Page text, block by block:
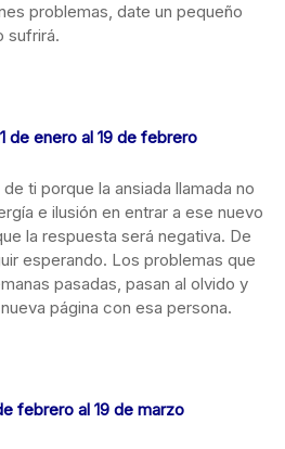
problemas, date un pequeño
sufrirá.
de enero al 19 de febrero
ti porque la ansiada llamada no
e ilusión en entrar a ese nuevo
la respuesta será negativa. De
esperando. Los problemas que
pasadas, pasan al olvido y
página con esa persona.
febrero al 19 de marzo